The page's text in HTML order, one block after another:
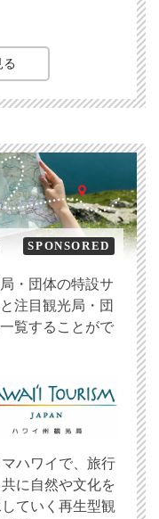
SPONSORED
・団体の特設サ
注目観光局・団
覧することがで
ハワイで、旅行
に自然や文化を
ていく再生型観